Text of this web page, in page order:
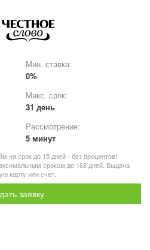
Мин. ставка:
0%
Макс. срок:
31 день
Рассмотрение:
5 минут
на срок до 15 дней - без процентов!
сроком до 168 дней. Выдача
карту или счет.
заявку